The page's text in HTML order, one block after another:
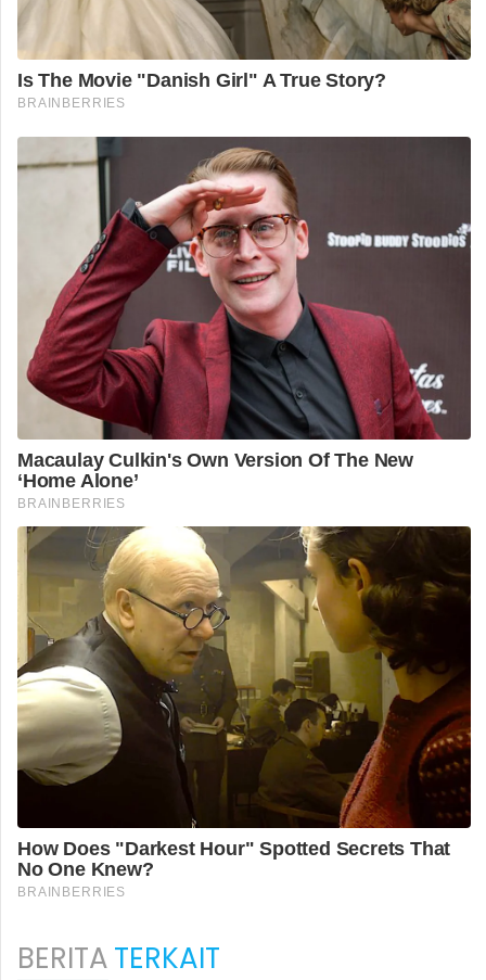
BERITATERKAIT